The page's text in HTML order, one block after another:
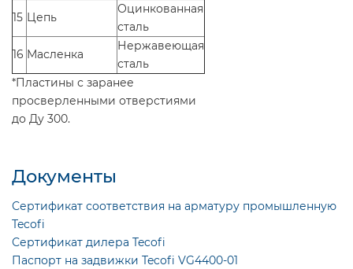
15 Цепь
Оцинкованная
сталь
16 Масленка
Нержавеющая
сталь
*Пластины с заранее
просверленными отверстиями
до Ду 300.
Документы
Сертификат соответствия на арматуру промышленную
Tecofi
Сертификат дилера Tecofi
Паспорт на задвижки Tecofi VG4400-01